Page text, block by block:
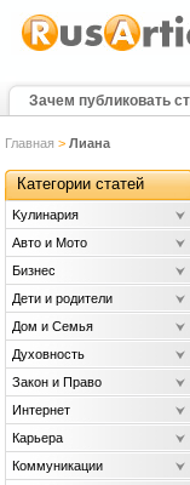
Зачем публиковать
Главная > Лиана
Категории статей
Kулинария
Авто и Мото
Бизнес
Дети и родители
Дом и Семья
Духовность
Закон и Право
Интернет
Карьера
Коммуникации